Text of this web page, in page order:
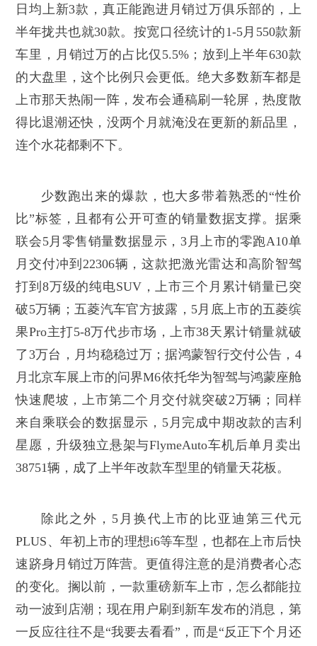
日均上新3款，真正能跑进月销过万俱乐部的，上
半年拢共也就30款。按宽口径统计的1-5月550款新
车里，月销过万的占比仅5.5%；放到上半年630款
的大盘里，这个比例只会更低。绝大多数新车都是
上市那天热闹一阵，发布会通稿刷一轮屏，热度散
得比退潮还快，没两个月就淹没在更新的新品里，
连个水花都剩不下。
少数跑出来的爆款，也大多带着熟悉的“性价
比”标签，且都有公开可查的销量数据支撑。据乘
联会5月零售销量数据显示，3月上市的零跑A10单
月交付冲到22306辆，这款把激光雷达和高阶智驾
打到8万级的纯电SUV，上市三个月累计销量已突
破5万辆；五菱汽车官方披露，5月底上市的五菱缤
果Pro主打5-8万代步市场，上市38天累计销量就破
了3万台，月均稳稳过万；据鸿蒙智行交付公告，4
月北京车展上市的问界M6依托华为智驾与鸿蒙座舱
快速爬坡，上市第二个月交付就突破2万辆；同样
来自乘联会的数据显示，5月完成中期改款的吉利
星愿，升级独立悬架与FlymeAuto车机后单月卖出
38751辆，成了上半年改款车型里的销量天花板。
除此之外，5月换代上市的比亚迪第三代元
PLUS、年初上市的理想i6等车型，也都在上市后快
速跻身月销过万阵营。更值得注意的是消费者心态
的变化。搁以前，一款重磅新车上市，怎么都能拉
动一波到店潮；现在用户刷到新车发布的消息，第
一反应往往不是“我要去看看”，而是“反正下个月还